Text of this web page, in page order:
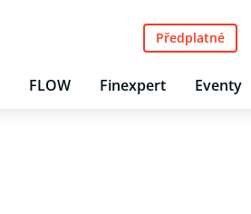
FLOW Finexpert Eventy
Předplatné